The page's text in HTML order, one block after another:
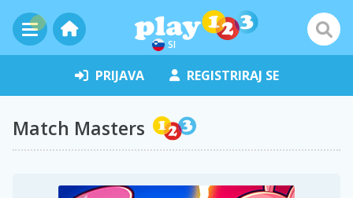
SI
PRIJAVA REGISTRIRAJ SE
Match Masters